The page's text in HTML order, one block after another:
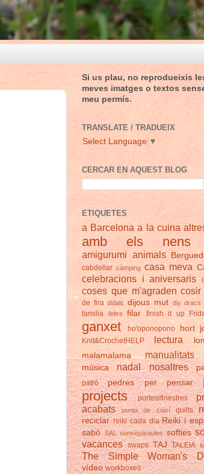
Si us plau, no reprodueixis
meves imatges o textos
meu permís.
TRANSLATE / TRADUEIX
Select Language ▼
CERCAR EN AQUEST BLOG
ETIQUETES
a Barcelona a la cuina
amb els nens
amigurumi animals
cabdellar càmping casa meva
celebracions i aniversaris
coses que m'agraden cosir
de fira didals dijous mut diy dracs
familia feltre filar finish it up
ganxet ho'oponopono hort
Knit&CrochetHELP
lectura
malamalama
manualitats
música nadal nosaltres
patró pedres per pensar
projects
portesifinestres
acabats
punta de coixí quilts
reciclar reiki cada dia Reiki i
sabó SAL senseparaules softies
vacances swaps TAJ TALEIA
The Simple Woman's
vídeo workboxes